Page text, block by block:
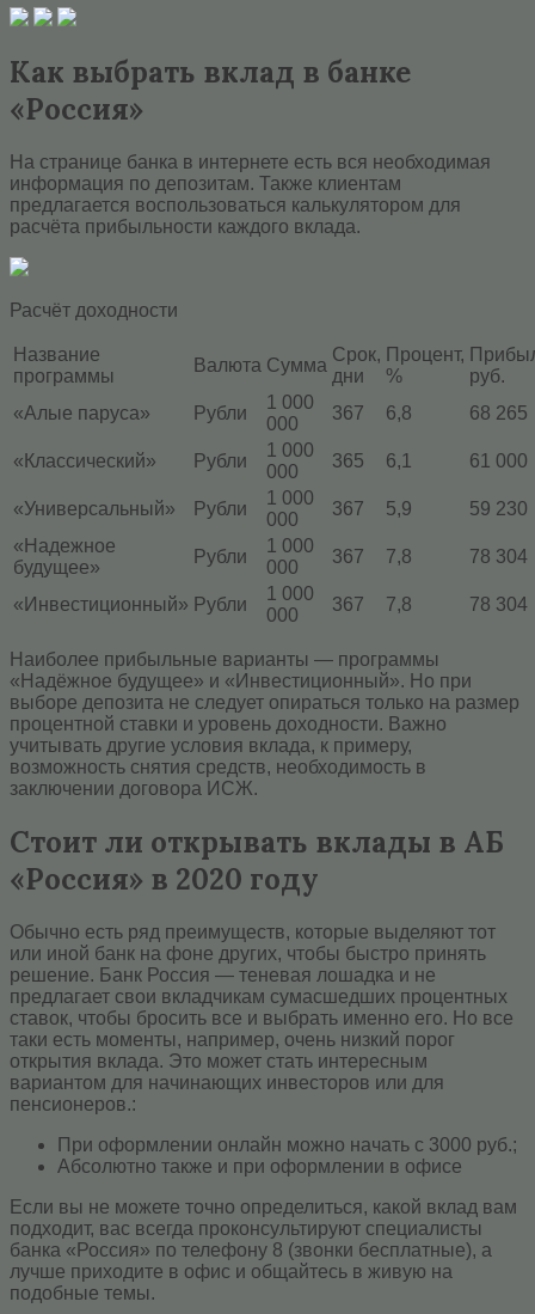
Как выбрать вклад в банке
«Россия»
На странице банка в интернете есть вся необходимая
информация по депозитам. Также клиентам
предлагается воспользоваться калькулятором для
расчёта прибыльности каждого вклада.
Расчёт доходности
Название
программы
Валюта Сумма
Срок,
дни
Процент,
%
руб.
«Алые паруса»
Рубли
1 000
000
367 6,8 68 265
«Классический» Рубли
1 000
000
365 6,1 61 000
«Универсальный» Рубли
1 000
000
367 5,9
59 230
«Надежное
будущее»
Рубли
1 000
000
367 7,8 78 304
«Инвестиционный» Рубли
1 000
000
367 7,8 78 304
Наиболее прибыльные варианты — программы
«Надёжное будущее» и «Инвестиционный». Но при
выборе депозита не следует опираться только на размер
процентной ставки и уровень доходности. Важно
учитывать другие условия вклада, к примеру,
возможность снятия средств, необходимость в
заключении договора ИСЖ.
Стоит ли открывать вклады в АБ
«Россия» в 2020 году
Обычно есть ряд преимуществ, которые выделяют тот
или иной банк на фоне других, чтобы быстро принять
решение. Банк Россия — теневая лошадка и не
предлагает свои вкладчикам сумасшедших процентных
ставок, чтобы бросить все и выбрать именно его. Но все
таки есть моменты, например, очень низкий порог
открытия вклада. Это может стать интересным
вариантом для начинающих инвесторов или для
пенсионеров.:
При оформлении онлайн можно начать с 3000 руб.;
Абсолютно также и при оформлении в офисе
Если вы не можете точно определиться, какой вклад вам
подходит, вас всегда проконсультируют специалисты
банка «Россия» по телефону 8 (звонки бесплатные), а
лучше приходите в офис и общайтесь в живую на
подобные темы.